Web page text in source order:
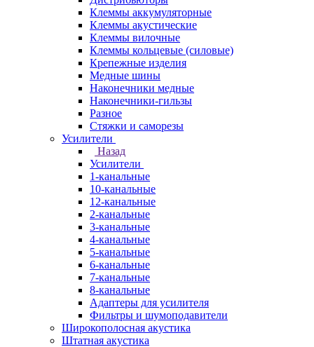
Клеммы аккумуляторные
Клеммы акустические
Клеммы вилочные
Клеммы кольцевые (силовые)
Крепежные изделия
Медные шины
Наконечники медные
Наконечники-гильзы
Разное
Стяжки и саморезы
Усилители
Назад
Усилители
1-канальные
10-канальные
12-канальные
2-канальные
3-канальные
4-канальные
5-канальные
6-канальные
7-канальные
8-канальные
Адаптеры для усилителя
Фильтры и шумоподавители
Широкополосная акустика
Штатная акустика